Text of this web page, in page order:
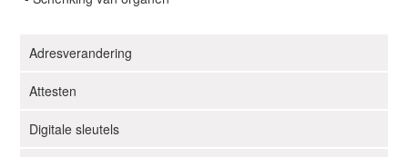
N
v
i
Adresverandering
Attesten
Digitale sleutels